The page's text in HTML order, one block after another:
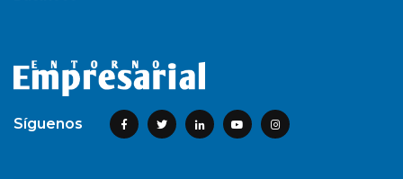
Síguenos